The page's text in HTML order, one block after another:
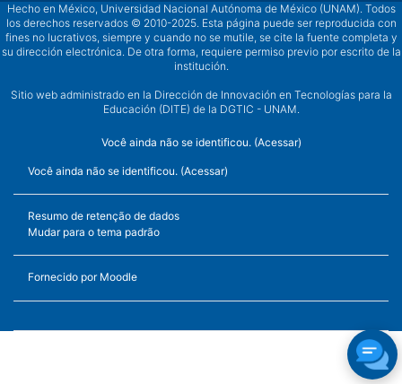
Hecho en México, Universidad Nacional Autónoma de México (UNAM). Todos
los derechos reservados © 2010-2025. Esta página puede ser reproducida con
fines no lucrativos, siempre y cuando no se mutile, se cite la fuente completa y
su dirección electrónica. De otra forma, requiere permiso previo por escrito de la
institución.
Sitio web administrado en la Dirección de Innovación en Tecnologías para la
Educación (DITE) de la DGTIC - UNAM.
Você ainda não se identificou. (Acessar)
Você ainda não se identificou. (Acessar)
Resumo de retenção de dados
Mudar para o tema padrão
Fornecido por Moodle